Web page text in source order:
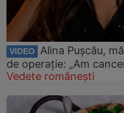
VIDEO Alina Pușcău,
de operație: „Am
Vedete românești